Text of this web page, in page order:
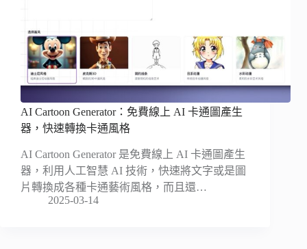
AI Cartoon Generator：免費線上 AI 卡通圖產生
器，快速轉換卡通風格
AI Cartoon Generator 是免費線上 AI 卡通圖產生
器，利用人工智慧 AI 技術，快速將文字或是圖
片轉換成各種卡通藝術風格，而且還…
2025-03-14